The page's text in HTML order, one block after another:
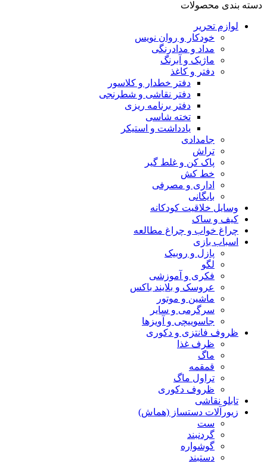
دسته بندی محصولات
لوازم تحریر
خودکار و روان نویس
مداد و مدادرنگی
ماژیک و آبرنگ
دفتر و کاغذ
دفتر خطدار و کلاسور
دفتر نقاشی و شطرنجی
دفتر برنامه ریزی
تخته شاسی
یادداشت و استیکر
جامدادی
تراش
پاک کن و غلط گیر
خط کش
اداری و مصرفی
بایگانی
وسایل خلاقیت کودکانه
کیف و ساک
چراغ خواب و چراغ مطالعه
اسباب بازی
پازل و روبیک
لگو
فکری و آموزشی
عروسک و بلایند باکس
ماشین و موتور
سرگرمی و سایر
جاسوییچی و آویزها
ظروف فانتزی و دکوری
ظرف غذا
ماگ
قمقمه
تراول ماگ
ظروف دکوری
تابلو نقاشی
زیورآلات دستساز (هماش)
ست
گردنبند
گوشواره
دستبند